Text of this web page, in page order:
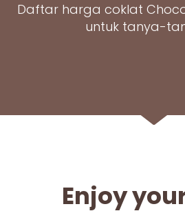
Daftar harga coklat
untuk tanya-
Enjoy